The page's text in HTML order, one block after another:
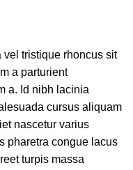
vel tristique rhoncus sit
a parturient
a. Id nibh lacinia
cursus aliquam
nascetur varius
pharetra congue lacus
turpis massa